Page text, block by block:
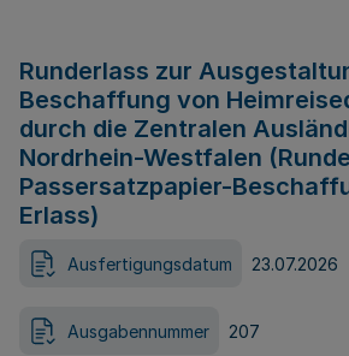
Runderlass zur
Beschaffung von
durch die Zentralen
Nordrhein-Westfalen
Passersatzpapier-
Erlass)
Ausfertigungsdatum 23.07.2026
Ausgabennummer 207